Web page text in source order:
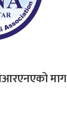
माग